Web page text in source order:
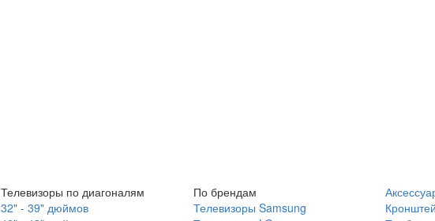
Телевизоры по диагоналям
32" - 39" дюймов
По брендам
Телевизоры Samsung